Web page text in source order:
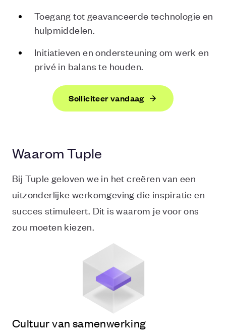
Toegang tot geavanceerde technologie en
hulpmiddelen.
Initiatieven en ondersteuning om werk en
privé in balans te houden.
Solliciteer vandaag
Waarom Tuple
Bij Tuple geloven we in het creëren van een
uitzonderlijke werkomgeving die inspiratie en
succes stimuleert. Dit is waarom je voor ons
zou moeten kiezen.
Cultuur van samenwerking